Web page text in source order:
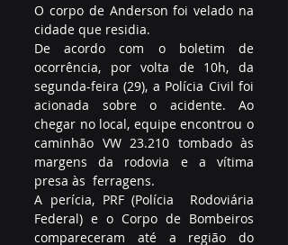
O corpo de Anderson foi velado na
cidade que residia.
De acordo com o boletim de
ocorrência, por volta de 10h, da
segunda-feira (29), a Polícia Civil foi
acionada sobre o acidente. Ao
chegar no local, equipe encontrou o
caminhão VW 23.210 tombado às
margens da rodovia e a vítima
presa às  ferragens.
A perícia, PRF (Polícia  Rodoviária
Federal) e o Corpo de Bombeiros
compareceram até a região do